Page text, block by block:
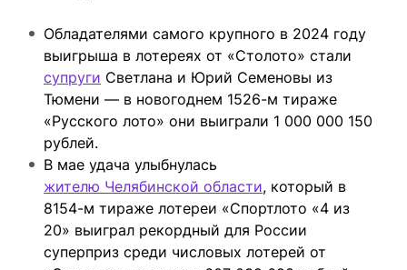
Обладателями самого крупного в 2024 году
выигрыша в лотереях от «Столото» стали
супруги Светлана и Юрий Семеновы из
Тюмени — в новогоднем 1526-м тираже
«Русского лото» они выиграли 1 000 000 150
рублей.
В мае удача улыбнулась
жителю Челябинской области, который в
8154-м тираже лотереи «Спортлото «4 из
20» выиграл рекордный для России
суперприз среди числовых лотерей от